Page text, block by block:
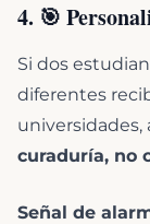
4. 🎯
Si dos
diferentes
universidades,
curaduría, no
Señal de